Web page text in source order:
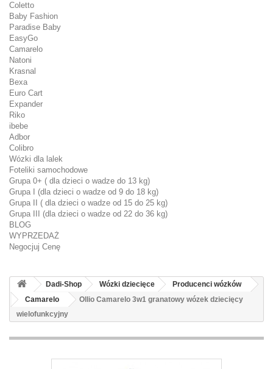
Coletto
Baby Fashion
Paradise Baby
EasyGo
Camarelo
Natoni
Krasnal
Bexa
Euro Cart
Expander
Riko
ibebe
Adbor
Colibro
Wózki dla lalek
Foteliki samochodowe
Grupa 0+ ( dla dzieci o wadze do 13 kg)
Grupa I (dla dzieci o wadze od 9 do 18 kg)
Grupa II ( dla dzieci o wadze od 15 do 25 kg)
Grupa III (dla dzieci o wadze od 22 do 36 kg)
BLOG
WYPRZEDAŻ
Negocjuj Cenę
Dadi-Shop Wózki dziecięce
Producenci wózków
Camarelo
Ollio Camarelo 3w1 granatowy wózek dziecięcy
wielofunkcyjny